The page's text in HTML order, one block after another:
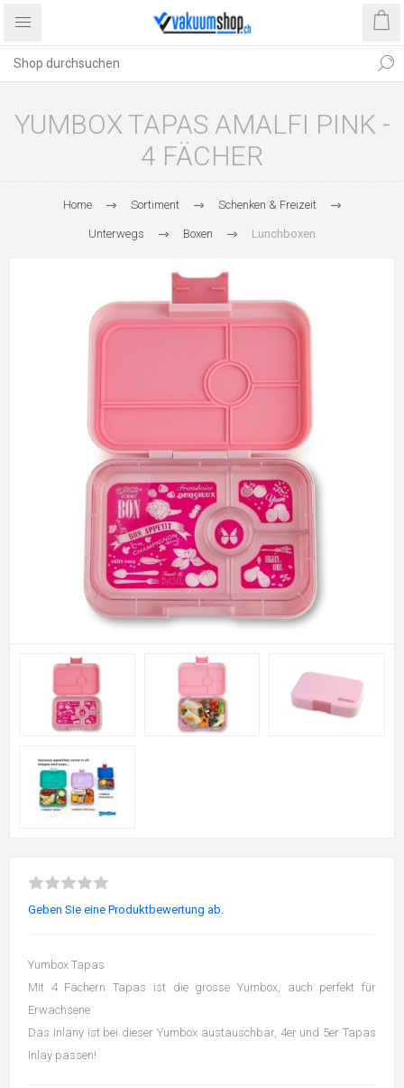
YUMBOX TAPAS AMALFI PINK -
4 FÄCHER
Home Sortiment Schenken & Freizeit
Unterwegs Boxen Lunchboxen
Geben Sie eine Produktbewertung ab.
Yumbox Tapas
Mit 4 Fächern Tapas ist die grosse Yumbox, auch perfekt für
Erwachsene
Das Inlany ist bei dieser Yumbox austauschbar, 4er und 5er Tapas
Inlay passen!